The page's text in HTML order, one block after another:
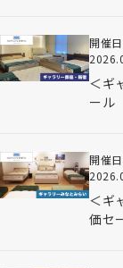
開催日
＜ギ
ール
開催日
＜ギ
価セ